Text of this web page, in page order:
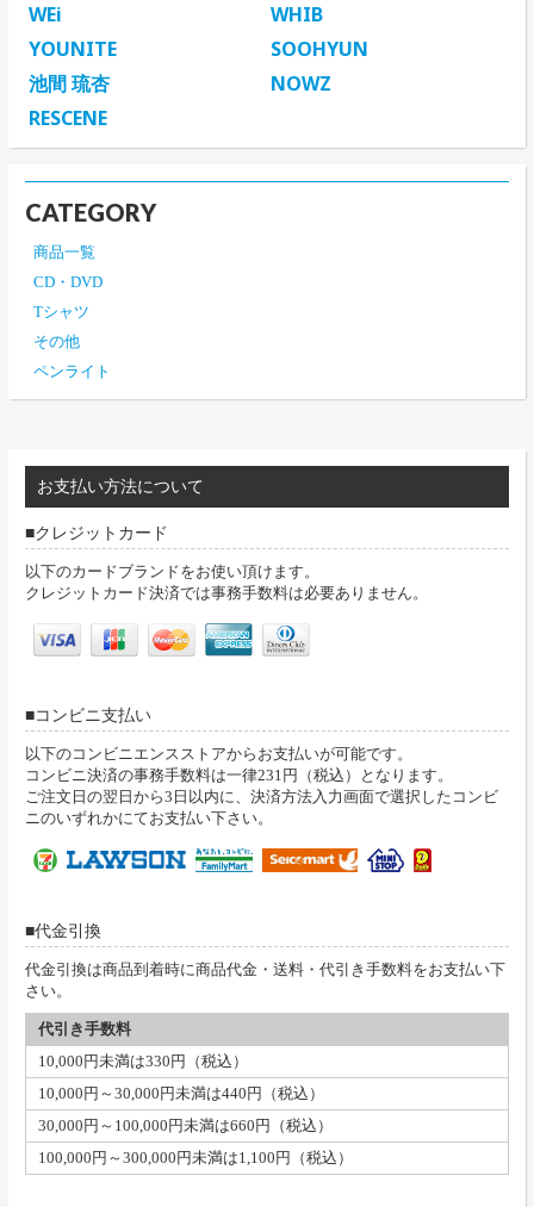
WEi
WHIB
YOUNITE
SOOHYUN
池間 琉杏
NOWZ
RESCENE
CATEGORY
商品一覧
CD・DVD
Tシャツ
その他
ペンライト
お支払い方法について
クレジットカード
以下のカードブランドをお使い頂けます。
クレジットカード決済では事務手数料は必要ありません。
コンビニ支払い
以下のコンビニエンスストアからお支払いが可能です。
コンビニ決済の事務手数料は一律231円（税込）となります。
ご注文日の翌日から3日以内に、決済方法入力画面で選択したコンビ
ニのいずれかにてお支払い下さい。
代金引換
代金引換は商品到着時に商品代金・送料・代引き手数料をお支払い下
さい。
代引き手数料
10,000円未満は330円（税込）
10,000円～30,000円未満は440円（税込）
30,000円～100,000円未満は660円（税込）
100,000円～300,000円未満は1,100円（税込）